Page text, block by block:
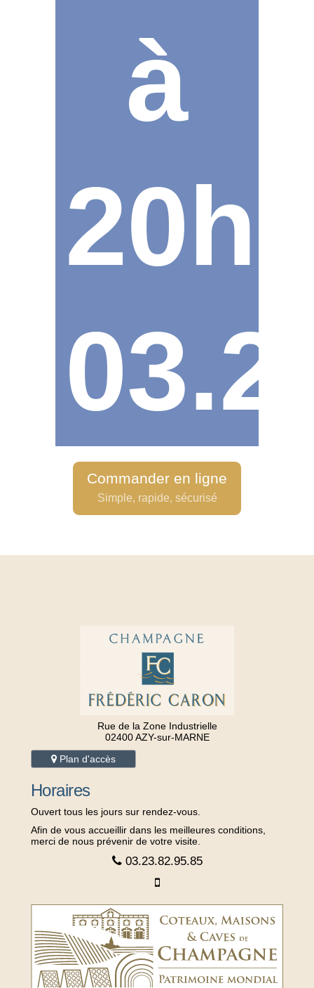
à
20h.
Commander en ligne
Simple, rapide, sécurisé
Rue de la Zone Industrielle
02400 AZY-sur-MARNE
Plan d'accès
Horaires
Ouvert tous les jours sur rendez-vous.
Afin de vous accueillir dans les meilleures conditions,
merci de nous prévenir de votre visite.
03.23.82.95.85